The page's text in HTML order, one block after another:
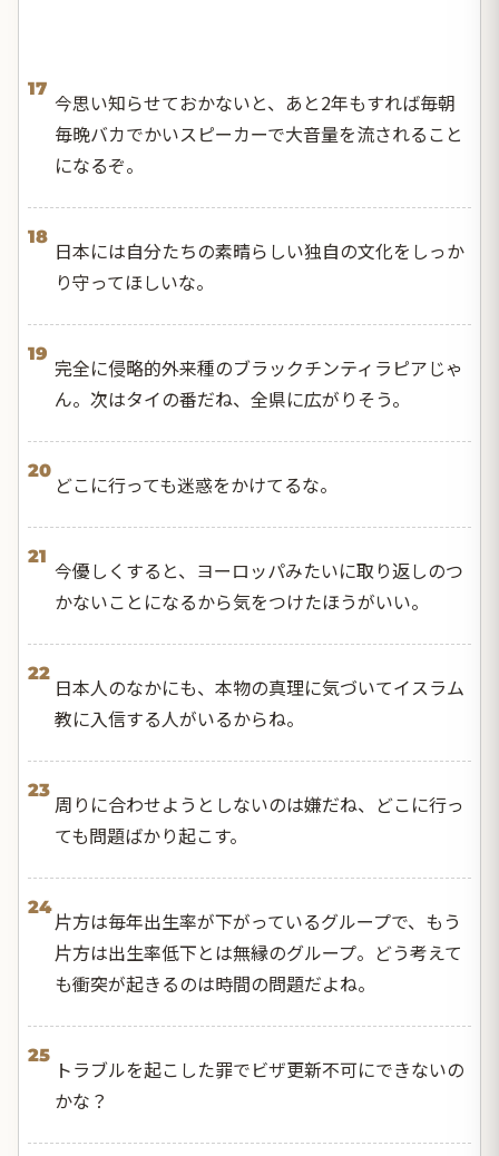
17
今思い知らせておかないと、あと2年もすれば毎朝
毎晩バカでかいスピーカーで大音量を流されること
になるぞ。
18
日本には自分たちの素晴らしい独自の文化をしっか
り守ってほしいな。
19
完全に侵略的外来種のブラックチンティラピアじゃ
ん。次はタイの番だね、全県に広がりそう。
20
どこに行っても迷惑をかけてるな。
21
今優しくすると、ヨーロッパみたいに取り返しのつ
かないことになるから気をつけたほうがいい。
22
日本人のなかにも、本物の真理に気づいてイスラム
教に入信する人がいるからね。
23
周りに合わせようとしないのは嫌だね、どこに行っ
ても問題ばかり起こす。
24
片方は毎年出生率が下がっているグループで、もう
片方は出生率低下とは無縁のグループ。どう考えて
も衝突が起きるのは時間の問題だよね。
25
トラブルを起こした罪でビザ更新不可にできないの
かな？